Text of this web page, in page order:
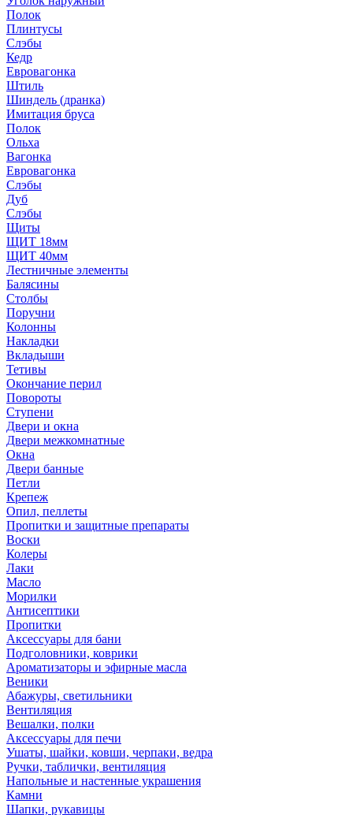
Полок
Плинтусы
Слэбы
Кедр
Евровагонка
Штиль
Шиндель (дранка)
Имитация бруса
Полок
Ольха
Вагонка
Евровагонка
Слэбы
Дуб
Слэбы
Щиты
ЩИТ 18мм
ЩИТ 40мм
Лестничные элементы
Балясины
Столбы
Поручни
Колонны
Накладки
Вкладыши
Тетивы
Окончание перил
Повороты
Ступени
Двери и окна
Двери межкомнатные
Окна
Двери банные
Петли
Крепеж
Опил, пеллеты
Пропитки и защитные препараты
Воски
Колеры
Лаки
Масло
Морилки
Антисептики
Пропитки
Аксессуары для бани
Подголовники, коврики
Ароматизаторы и эфирные масла
Веники
Абажуры, светильники
Вентиляция
Вешалки, полки
Аксессуары для печи
Ушаты, шайки, ковши, черпаки, ведра
Ручки, таблички, вентиляция
Напольные и настенные украшения
Камни
Шапки, рукавицы